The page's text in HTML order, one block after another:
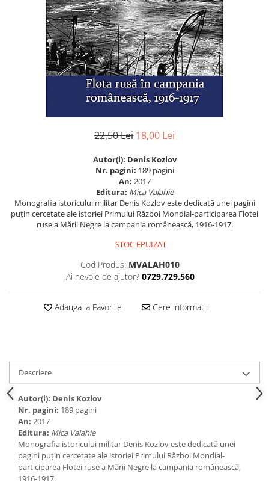
Gastronomie
Manuale scolare/Cursuri
Politică/Geopolitică
Proză
Spiritualitate/Ezoterism
Sport
Stiinte/Educatie
Reviste
Reviste
Capital
Evenimentul Istoric
Evenimentul istoric - editii
electronice
22,50 Lei 18,00 Lei
Autor(i): Denis Kozlov
Nr. pagini: 189 pagini
An: 2017
Editura: Mica Valahie
Monografia istoricului militar Denis Kozlov este dedicată unei pagini
puțin cercetate ale istoriei Primului Război Mondial-participarea Flotei
ruse a Mării Negre la campania românească, 1916-1917.
STOC EPUIZAT
Cod Produs: MVALAH010
Ai nevoie de ajutor? 0729.729.560
Adauga la Favorite Cere informatii
Descriere
Autor(i): Denis Kozlov
Nr. pagini: 189 pagini
An: 2017
Editura: Mica Valahie
Monografia istoricului militar Denis Kozlov este dedicată unei
pagini puțin cercetate ale istoriei Primului Război Mondial-
participarea Flotei ruse a Mării Negre la campania românească,
1916-1917.